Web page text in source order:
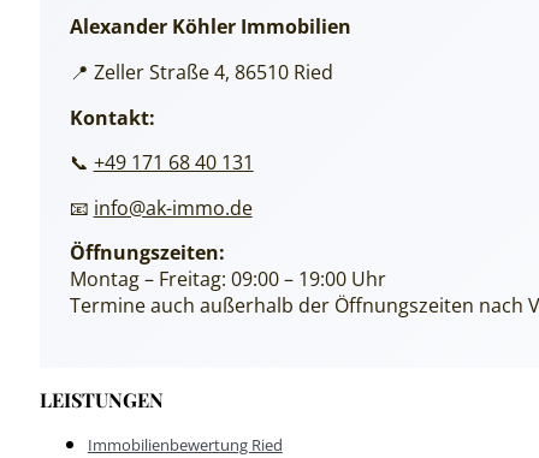
Alexander Köhler Immobilien
📍 Zeller Straße 4, 86510 Ried
Kontakt:
📞 +49 171 68 40 131
📧 info@ak-immo.de
Öffnungszeiten:
Montag – Freitag: 09:00 – 19:00 Uhr
Termine auch außerhalb der Öffnungszeiten nach
LEISTUNGEN
Immobilienbewertung Ried